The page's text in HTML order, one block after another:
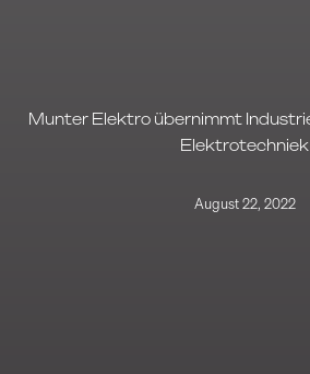
Munter Elektro übernimmt
Elektrotechniek
August 22, 2022